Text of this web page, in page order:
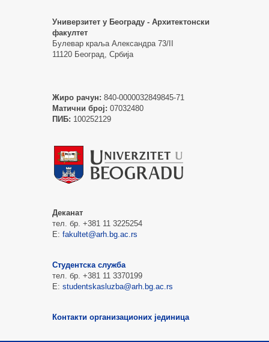
Универзитет у Београду - Архитектонски
факултет
Булевар краља Александра 73/II
11120 Београд, Србија
Жиро рачун: 840-0000032849845-71
Матични број: 07032480
ПИБ: 100252129
Деканат
тел. бр. +381 11 3225254
Е: fakultet@arh.bg.ac.rs
Студентска служба
тел. бр. +381 11 3370199
Е: studentskasluzba@arh.bg.ac.rs
Контакти организационих јединица